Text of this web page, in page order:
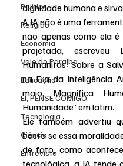
Politica
Religião
Economia
Vale do Paraiba
Educação
EI, PENSE COMIGO.
Tecnologia
Ciência
Entrevista
dignidade humana e
A IA não é uma
não apenas como ela
projetada, escreveu
Humanitas: Sobre a
na Era da Inteligência
maio, Magnifica
Humanidade” em latim.
Ele também advertiu
basta se essa
de fato, como
tecnológica, a IA tende